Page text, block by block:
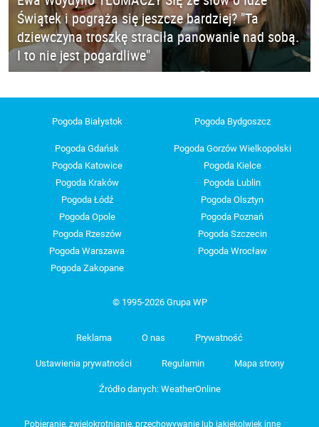
Świątek i pogrąża się jeszcze bardziej? "Ta
dziewczyna troszkę straciła panowanie nad sobą.
I to nie jest pogardliwe"
Pogoda Białystok Pogoda Bydgoszcz
Pogoda Gdańsk
Pogoda Gorzów Wielkopolski
Pogoda Katowice
Pogoda Kielce
Pogoda Kraków
Pogoda Lublin
Pogoda Łódź
Pogoda Olsztyn
Pogoda Opole
Pogoda Poznań
Pogoda Rzeszów
Pogoda Szczecin
Pogoda Warszawa
Pogoda Wrocław
Pogoda Zakopane
© 1995-2026 Grupa WP
Reklama O nas Prywatność
Ustawienia prywatności Regulamin Mapa strony
Źródło danych: WeatherOnline
Pobieranie, zwielokrotnianie, przechowywanie lub jakiekolwiek inne